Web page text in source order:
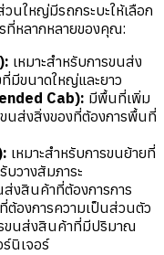
วนใหญ่มีรถกระบะให้เลือก
รที่หลากหลายของคุณ:
เหมาะสำหรับการขนส่ง
มีขนาดใหญ่และยาว
Cab): มีพื้นที่เพิ่ม
นส่งสิ่งของที่ต้องการพื้นที่
เหมาะสำหรับการขนย้ายที่
วางสัมภาระ
ส่งสินค้าที่ต้องการการ
องการความเป็นส่วนตัว
รขนส่งสินค้าที่มีปริมาณ
นิเจอร์